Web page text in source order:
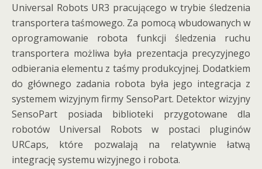
Universal Robots UR3 pracującego w trybie śledzenia
transportera taśmowego. Za pomocą wbudowanych w
oprogramowanie robota funkcji śledzenia ruchu
transportera możliwa była prezentacja precyzyjnego
odbierania elementu z taśmy produkcyjnej. Dodatkiem
do głównego zadania robota była jego integracja z
systemem wizyjnym firmy SensoPart. Detektor wizyjny
SensoPart posiada biblioteki przygotowane dla
robotów Universal Robots w postaci pluginów
URCaps, które pozwalają na relatywnie łatwą
integrację systemu wizyjnego i robota.